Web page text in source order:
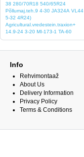
38 280/70R18 540/65R24
Põllumaj.teh.9 4-30 JA324A VL44
5-32 4R24)
Agricultural.vredestein.traxion+
14.9-24 3-20 MI-173-1 TA-60
Info
Rehvimontaaž
About Us
Delivery Information
Privacy Policy
Terms & Conditions